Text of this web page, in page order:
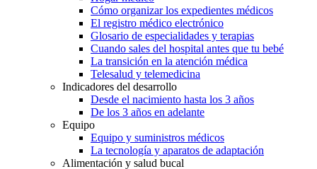
Cómo organizar los expedientes médicos
El registro médico electrónico
Glosario de especialidades y terapias
Cuando sales del hospital antes que tu bebé
La transición en la atención médica
Telesalud y telemedicina
Indicadores del desarrollo
Desde el nacimiento hasta los 3 años
De los 3 años en adelante
Equipo
Equipo y suministros médicos
La tecnología y aparatos de adaptación
Alimentación y salud bucal